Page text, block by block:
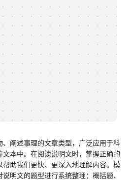
阐述事理的文章类型，广泛应用于科
本中。在阅读说明文时，掌握正确的
助我们更快、更深入地理解内容。模
明文的题型进行系统整理：概括题、